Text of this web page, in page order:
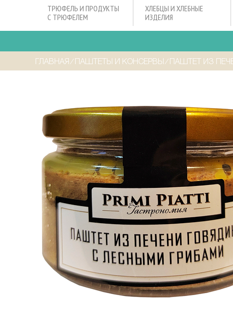
ТРЮФЕЛЬ И ПРОДУКТЫ
С ТРЮФЕЛЕМ
ХЛЕБЦЫ И ХЛЕБНЫЕ
ИЗДЕЛИЯ
ГЛАВНАЯ ⁄ ПАШТЕТЫ И КОНСЕРВЫ ⁄ ПАШТЕТ ИЗ